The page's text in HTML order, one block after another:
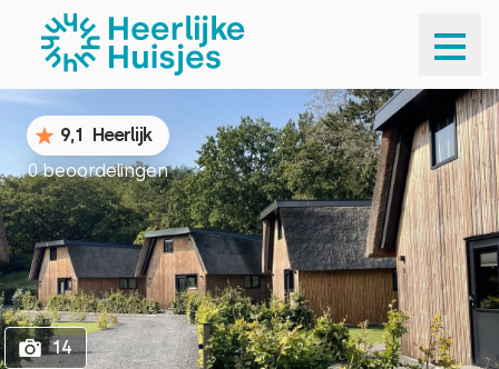
1
9,1 Heerlijk
0 beoordelingen
14